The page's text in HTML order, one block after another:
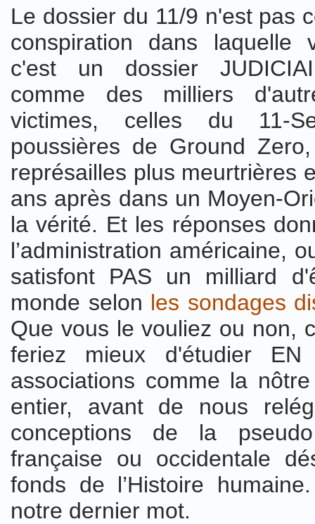
Le dossier du 11/9 n'est pas
conspiration dans laquelle
c'est un dossier
comme des milliers
victimes, celles du 11-
poussières de Ground
représailles plus meurtrières
ans après dans un Moyen-
la vérité. Et les réponses
l’administration américaine,
satisfont PAS un milliard
monde selon les sondages
Que vous le vouliez ou non,
feriez mieux d'étudier
associations comme la
entier, avant de nous
conceptions de la
française ou occidentale
fonds de l’Histoire
notre dernier mot.